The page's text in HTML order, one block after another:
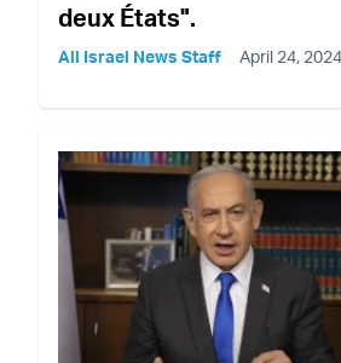
deux États".
All Israel News Staff April 24, 2024